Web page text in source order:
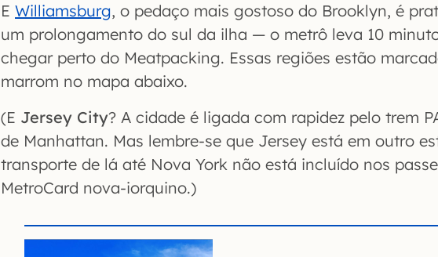
E Williamsburg, o pedaço mais gostoso do Brooklyn, é
um prolongamento do sul da ilha — o metrô leva 10
chegar perto do Meatpacking. Essas regiões estão
marrom no mapa abaixo.
(E Jersey City? A cidade é ligada com rapidez pelo trem
de Manhattan. Mas lembre-se que Jersey está em outro
transporte de lá até Nova York não está incluído nos
MetroCard nova-iorquino.)